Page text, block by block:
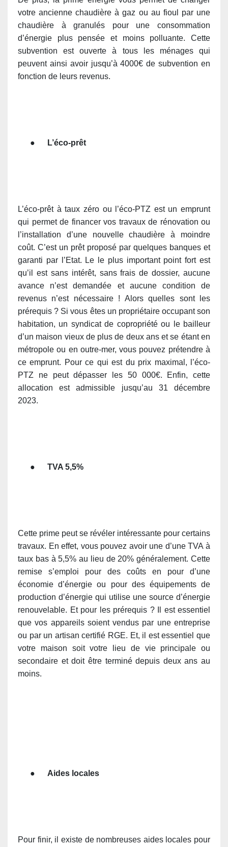
votre ancienne chaudière à gaz ou au fioul par une
chaudière à granulés pour une consommation
d’énergie plus pensée et moins polluante. Cette
subvention est ouverte à tous les ménages qui
peuvent ainsi avoir jusqu’à 4000€ de subvention en
fonction de leurs revenus.
● L’éco-prêt
L’éco-prêt à taux zéro ou l’éco-PTZ est un emprunt
qui permet de financer vos travaux de rénovation ou
l’installation d’une nouvelle chaudière à moindre
coût. C’est un prêt proposé par quelques banques et
garanti par l’Etat. Le le plus important point fort est
qu’il est sans intérêt, sans frais de dossier, aucune
avance n’est demandée et aucune condition de
revenus n’est nécessaire ! Alors quelles sont les
prérequis ? Si vous êtes un propriétaire occupant son
habitation, un syndicat de copropriété ou le bailleur
d’un maison vieux de plus de deux ans et se étant en
métropole ou en outre-mer, vous pouvez prétendre à
ce emprunt. Pour ce qui est du prix maximal, l’éco-
PTZ ne peut dépasser les 50 000€. Enfin, cette
allocation est admissible jusqu’au 31 décembre
2023.
● TVA 5,5%
Cette prime peut se révéler intéressante pour certains
travaux. En effet, vous pouvez avoir une d’une TVA à
taux bas à 5,5% au lieu de 20% généralement. Cette
remise s’emploi pour des coûts en pour d’une
économie d’énergie ou pour des équipements de
production d’énergie qui utilise une source d’énergie
renouvelable. Et pour les prérequis ? Il est essentiel
que vos appareils soient vendus par une entreprise
ou par un artisancertifié RGE. Et, il est essentiel que
votre maison soit votre lieu de vie principale ou
secondaire et doit être terminé depuis deux ans au
moins.
● Aides locales
Pour finir, il existe de nombreuses aides locales pour